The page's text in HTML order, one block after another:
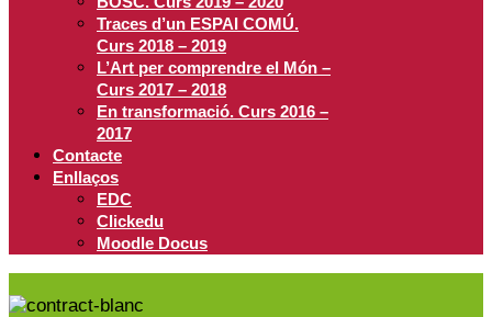
Traces d’un ESPAI COMÚ.
Curs 2018 – 2019
L’Art per comprendre el Món –
Curs 2017 – 2018
En transformació. Curs 2016 –
2017
Contacte
Enllaços
EDC
Clickedu
Moodle Docus